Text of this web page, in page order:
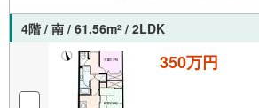
4階 / 南 / 61.56m2 / 2LDK
350万円